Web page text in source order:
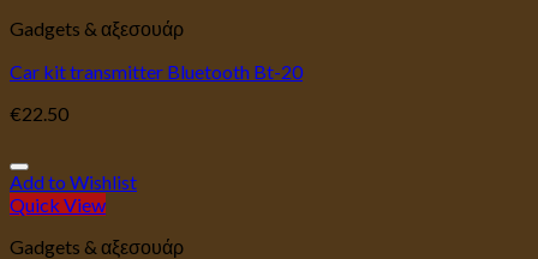
Gadgets & αξεσουάρ
Car kit transmitter Bluetooth Bt-20
€22.50
Add to Wishlist
Quick View
Gadgets & αξεσουάρ